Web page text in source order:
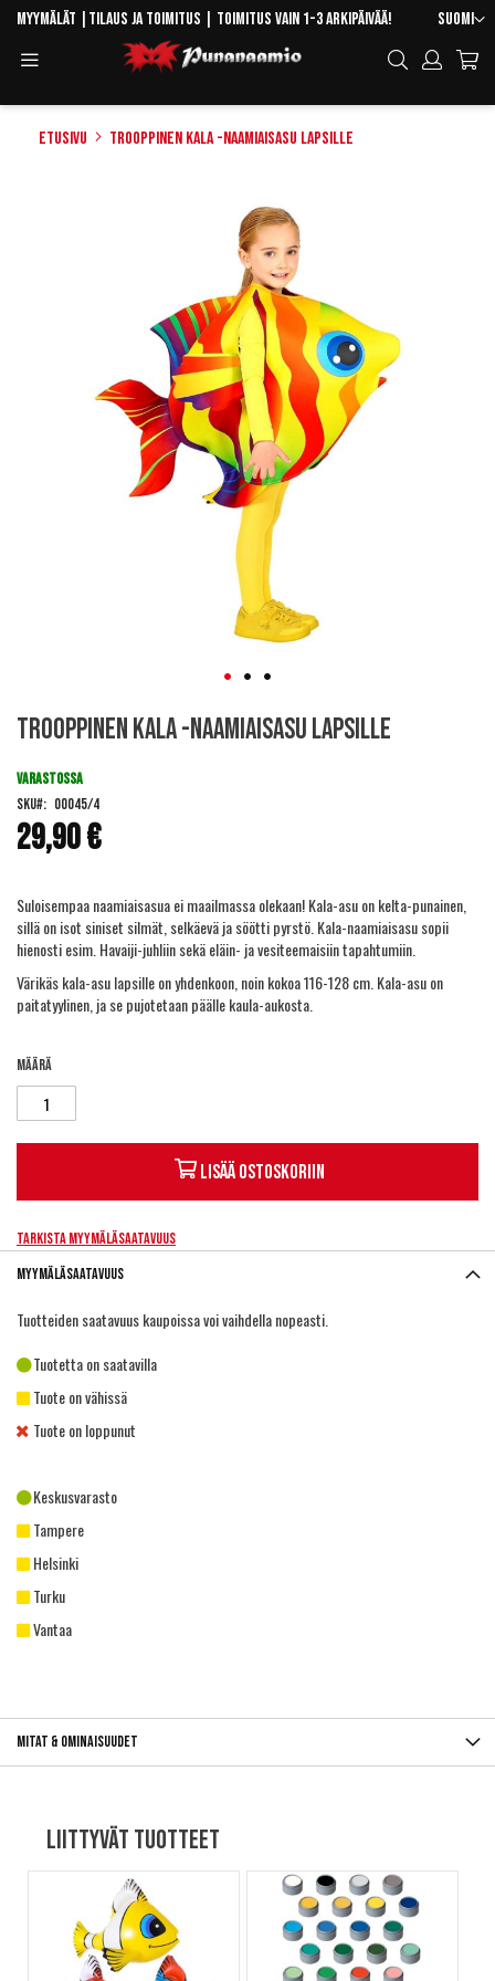
Skip
Content
Kieli
Suomi
Myymälät Tilaus ja toimitus | Toimitus vain 1-3 arkipäivää!
Hae
Etusivu Trooppinen kala -naamiaisasu lapsille
to
beginning
the
images
gallery
Trooppinen kala -naamiaisasu lapsille
29,90 €
VARASTOSSA
SKU
00045/4
Suloisempaa naamiaisasua ei maailmassa olekaan! Kala-asu on kelta-punainen,
sillä on isot siniset silmät, selkäevä ja söötti pyrstö. Kala-naamiaisasu sopii
hienosti esim. Havaiji-juhliin sekä eläin- ja vesiteemaisiin tapahtumiin.
Värikäs kala-asu lapsille on yhdenkoon, noin kokoa 116-128 cm. Kala-asu on
paitatyylinen, ja se pujotetaan päälle kaula-aukosta.
Määrä
Lisää ostoskoriin
Tarkista myymäläsaatavuus
Myymäläsaatavuus
Tuotteiden saatavuus kaupoissa voi vaihdella nopeasti.
Tuotetta on saatavilla
Tuote on vähissä
Tuote on loppunut
Keskusvarasto
Tampere
Helsinki
Turku
Vantaa
Mitat & ominaisuudet
Liittyvät tuotteet